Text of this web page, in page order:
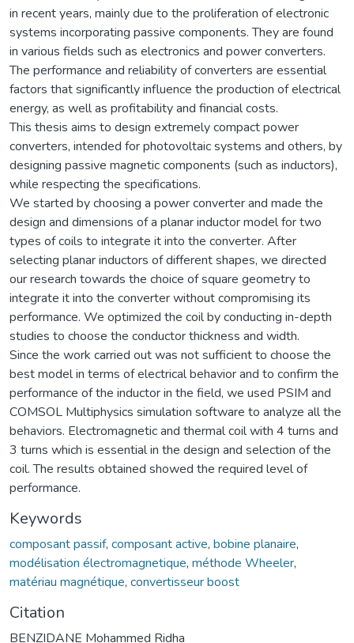
in recent years, mainly due to the proliferation of electronic
systems incorporating passive components. They are found
in various fields such as electronics and power converters.
The performance and reliability of converters are essential
factors that significantly influence the production of electrical
energy, as well as profitability and financial costs.
This thesis aims to design extremely compact power
converters, intended for photovoltaic systems and others, by
designing passive magnetic components (such as inductors),
while respecting the specifications.
We started by choosing a power converter and made the
design and dimensions of a planar inductor model for two
types of coils to integrate it into the converter. After
selecting planar inductors of different shapes, we directed
our research towards the choice of square geometry to
integrate it into the converter without compromising its
performance. We optimized the coil by conducting in-depth
studies to choose the conductor thickness and width.
Since the work carried out was not sufficient to choose the
best model in terms of electrical behavior and to confirm the
performance of the inductor in the field, we used PSIM and
COMSOL Multiphysics simulation software to analyze all the
behaviors. Electromagnetic and thermal coil with 4 turns and
3 turns which is essential in the design and selection of the
coil. The results obtained showed the required level of
performance.
Keywords
composant passif, composant active, bobine planaire,
modélisation électromagnetique, méthode Wheeler,
matériau magnétique, convertisseur boost
Citation
BENZIDANE Mohammed Ridha